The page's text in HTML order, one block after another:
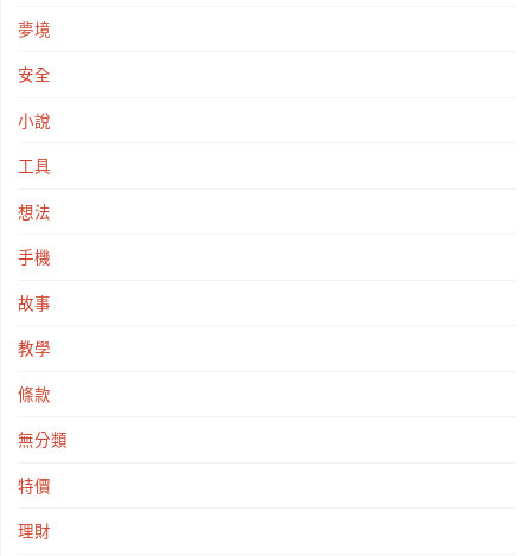
夢境
安全
小說
工具
想法
手機
故事
教學
條款
無分類
特價
理財